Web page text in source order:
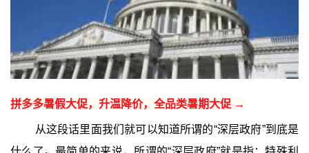
拼多多暑假大促，升温降价，全品类暑期大促 →
从这段话里面我们就可以知道所谓的“深层政府”到底是